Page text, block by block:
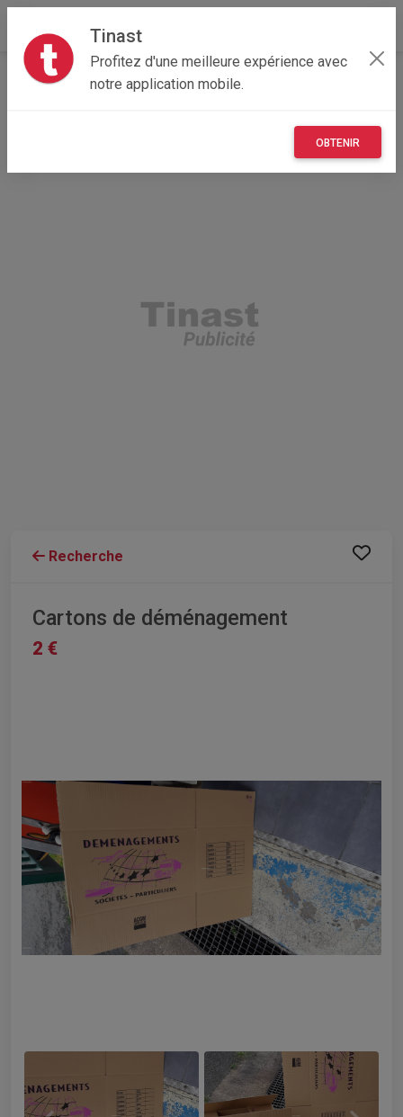
Tinast
Profitez d'une meilleure expérience avec
notre application mobile.
OBTENIR
Accueil Autres Centre-Val de Loire
Recherche
Cartons de déménagement
2 €